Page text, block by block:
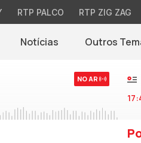
RTP PALCO RTP ZIG ZAG
Notícias(abre em nova janela)
Outros
NO AR